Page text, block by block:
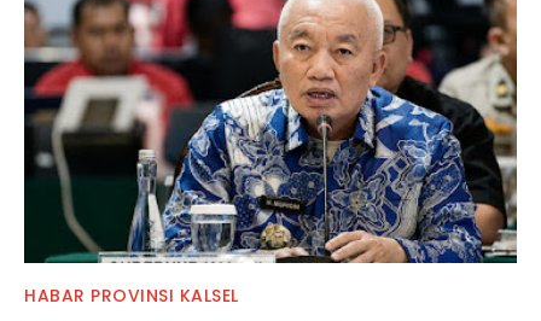
HABAR PROVINSI KALSEL